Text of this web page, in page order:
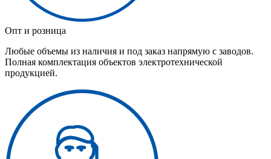
Опт и розница
Любые объемы из наличия и под заказ напрямую с заводов.
Полная комплектация объектов электротехнической
продукцией.